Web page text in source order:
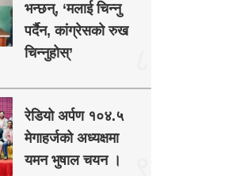
भन्छन्, ‘मलाई चिन्नु
पर्दैन, कांग्रेसको रुख
चिन्नुहोस्’
रेडियो अर्पण १०४.५
मेगाहर्जको अध्यक्षमा
यमन भुषाल चयन ।